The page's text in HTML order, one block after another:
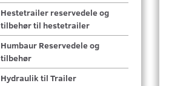
Hestetrailer reservedele og
tilbehør til hestetrailer
Humbaur Reservedele og
tilbehør
Hydraulik til Trailer